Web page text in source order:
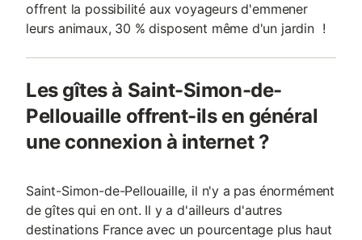
offrent la possibilité aux voyageurs d'emmener
leurs animaux, 30 % disposent même d'un jardin !
Les gîtes à Saint-Simon-de-
Pellouaille offrent-ils en général
une connexion à internet ?
Saint-Simon-de-Pellouaille, il n'y a pas énormément
de gîtes qui en ont. Il y a d'ailleurs d'autres
destinations France avec un pourcentage plus haut